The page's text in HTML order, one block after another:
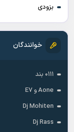
بزودی
خوانندگان
۰۱۱۱ بند
Aone و E7
Dj Mohiten
Dj Rass